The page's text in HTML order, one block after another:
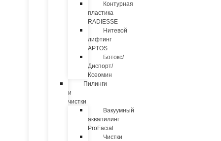
Контурная
пластика
RADIESSE
Нитевой
лифтинг
APTOS
Ботокс/
Диспорт/
Ксеомин
Пилинги
и
чистки
Вакуумный
аквапилинг
ProFacial
Чистки